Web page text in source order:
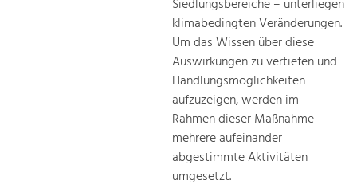
Siedlungsbereiche – unterliegen
klimabedingten Veränderungen.
Um das Wissen über diese
Auswirkungen zu vertiefen und
Handlungsmöglichkeiten
aufzuzeigen, werden im
Rahmen dieser Maßnahme
mehrere aufeinander
abgestimmte Aktivitäten
umgesetzt.